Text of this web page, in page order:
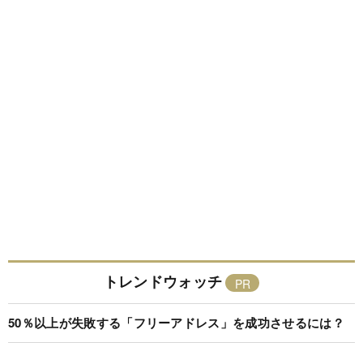
トレンドウォッチ
50％以上が失敗する「フリーアドレス」を成功させるには？